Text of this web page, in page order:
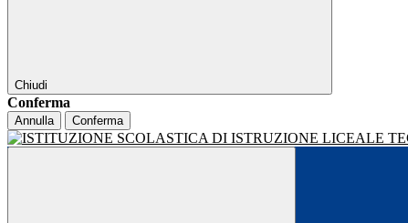
Chiudi
Conferma
Annulla Conferma